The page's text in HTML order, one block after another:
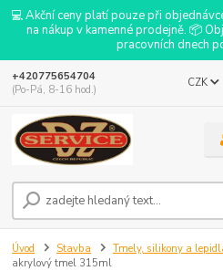
💻 Akční ceny platí pouze při
na nákup v kamenné prodejně. 📦
pracovních dnech
CZK
+420775654704
(Po-Pá, 8-16 hod.)
Úvod Stavba Tmely, silikony a
akrylový tmel 315ml